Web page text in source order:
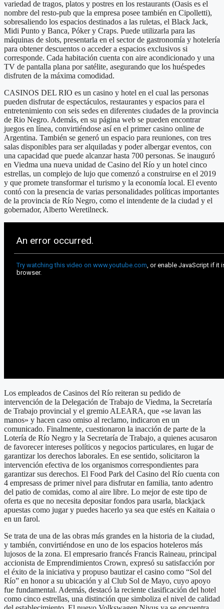
variedad de tragos, platos y postres en los restaurants (Oasis es el
nombre del resto-pub que la empresa posee también en Cipolletti),
sobresaliendo los espacios destinados a las ruletas, el Black Jack,
Midi Punto y Banca, Póker y Craps. Puede utilizarla para las
máquinas de slots, presentarla en el sector de gastronomía y hotelería
para obtener descuentos o acceder a espacios exclusivos si
corresponde. Cada habitación cuenta con aire acondicionado y una
TV de pantalla plana por satélite, asegurando que los huéspedes
disfruten de la máxima comodidad.
CASINOS DEL RIO es un casino y hotel en el cual las personas
pueden disfrutar de espectáculos, restaurantes y espacios para el
entretenimiento con seis sedes en diferentes ciudades de la provincia
de Rio Negro. Además, en su página web se pueden encontrar
juegos en línea, convirtiéndose así en el primer casino online de
Argentina. También se generó un espacio para reuniones, con tres
salas disponibles para ser alquiladas y poder albergar eventos, con
una capacidad que puede alcanzar hasta 700 personas. Se inauguró
en Viedma una nueva unidad de Casino del Río y un hotel cinco
estrellas, un complejo de lujo que comenzó a construirse en el 2019
y que promete transformar el turismo y la economía local. El evento
contó con la presencia de varias personalidades políticas importantes
de la provincia de Río Negro, como el intendente de la ciudad y el
gobernador, Alberto Weretilneck.
Los empleados de Casinos del Río reiteran su pedido de
intervención de la Delegación de Trabajo de Viedma, la Secretaría
de Trabajo provincial y el gremio ALEARA, que «se lavan las
manos» y hacen caso omiso al reclamo, indicaron en un
comunicado. Finalmente, cuestionaron la inacción de parte de la
Lotería de Río Negro y la Secretaría de Trabajo, a quienes acusaron
de favorecer intereses políticos y negocios particulares, en lugar de
garantizar los derechos laborales. En ese sentido, solicitaron la
intervención efectiva de los organismos correspondientes para
garantizar sus derechos. El Food Park del Casino del Río cuenta con
4 empresass de primer nivel para disfrutar en familia, tanto adentro
del patio de comidas, como al aire libre. Lo mejor de este tipo de
oferta es que no necesita depositar fondos para usarla, blackjack
apuestas como jugar y puedes hacerlo ya sea que estés en Kaitaia o
en un farol.
Se trata de una de las obras más grandes en la historia de la ciudad,
y también, convirtiéndose en uno de los espacios hoteleros más
lujosos de la zona. El empresario francés Francis Raineau, principal
accionista de Emprendimientos Crown, expresó su satisfacción por
el éxito de la iniciativa y propuso bautizar el casino como “Sol del
Río” en honor a su ubicación y al Club Sol de Mayo, cuyo apoyo
fue fundamental. Además, destacó la reciente clasificación del hotel
como cinco estrellas, una distinción que simboliza el nivel de calidad